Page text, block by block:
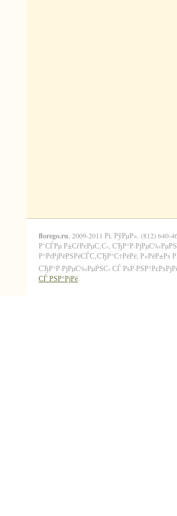
florego.ru , 2009-2011 Рі. РўРµР». (812)
Р’СЃРµ Р±СѓРєРµС‚С‹,
Р°РґРјРёРЅРёСЃС‚СЂР°С†РёРё, Р»РёР±Рѕ
СЂР°Р·РјРµС‰РµРЅС‹ СЃ
СЃ РЅР°РјРё